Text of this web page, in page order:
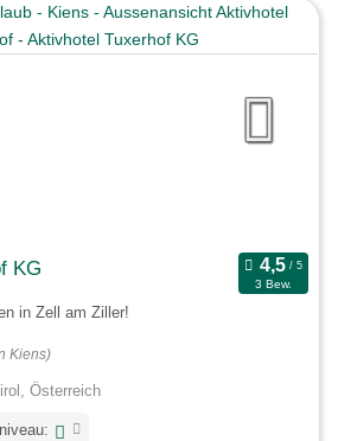
KG
3 Bew.
in Zell am Ziller!
Kiens)
Österreich